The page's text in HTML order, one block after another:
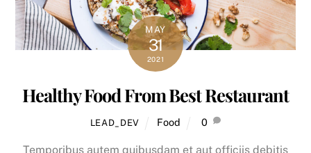
MAY
31
2021
Healthy Food From Best Restaurant
LEAD_DEV Food 0
Temporibus autem quibusdam et aut officiis debitis